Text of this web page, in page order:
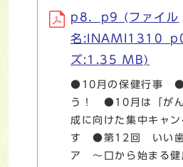
p8．p9 (ファイル
名
ズ:1.35 MB)
●10月の保健行事 ●
う！ ●10月は「が
成に向けた集中キャ
す ●第12回 いい歯
ア ～口から始まる